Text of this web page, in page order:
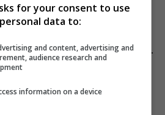
СВІТУ
розвідку Європи, і це
for your consent to use
data to:
and content, advertising and
audience research and
information on a device